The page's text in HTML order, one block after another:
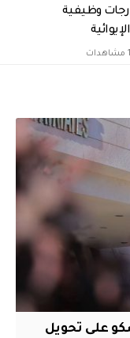
وظيفية
على تحويل